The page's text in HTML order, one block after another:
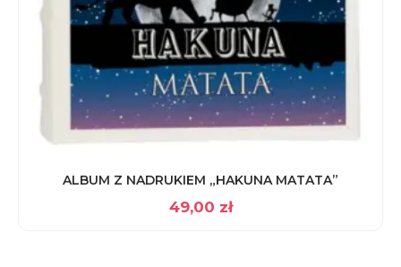
ALBUM Z NADRUKIEM „HAKUNA MATATA”
49,00 zł